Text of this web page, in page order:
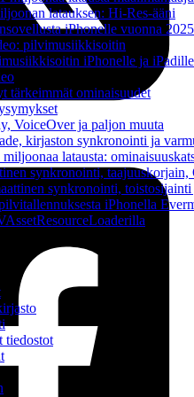
latauksen: Hi-Res-ääni
iPhonelle vuonna 2025
pilvimusiikkisoitin
iPhonelle ja iPadille
tärkeimmät ominaisuudet
VoiceOver ja paljon muuta
kirjaston synkronointi ja
latausta:
synkronointi,
synkronointi, toistosijainti
iPhonella
tiedostot